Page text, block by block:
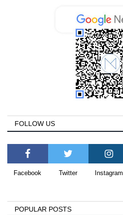
FOLLOW US
Facebook Twitter Instagram
POPULAR POSTS